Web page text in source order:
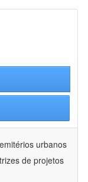
urbanos
de projetos